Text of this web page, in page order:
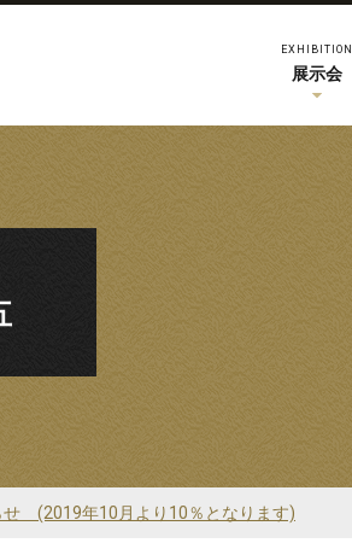
EXHIBITION
展示会
せ (2019年10月より10％となります)